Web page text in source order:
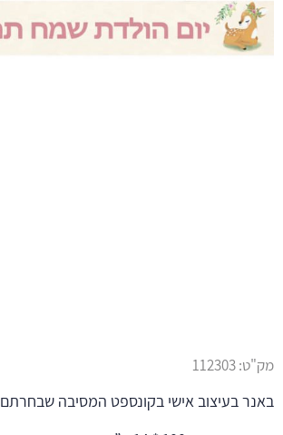
מק"ט:112303
באנר בעיצוב אישי בקונספט המסיבה שבחרתם